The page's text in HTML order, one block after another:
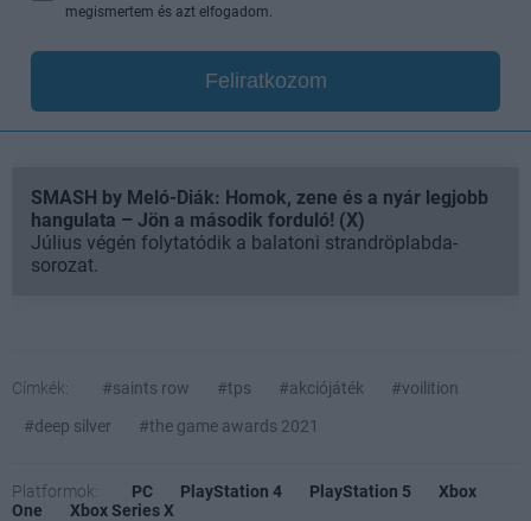
megismertem és azt elfogadom.
Feliratkozom
SMASH by Meló-Diák: Homok, zene és a nyár legjobb
hangulata – Jön a második forduló! (X)
Július végén folytatódik a balatoni strandröplabda-
sorozat.
Címkék: #saints row #tps #akciójáték
#voilition
#deep silver
#the game awards 2021
Platformok: PC PlayStation 4 PlayStation 5
Xbox
One
Xbox Series X